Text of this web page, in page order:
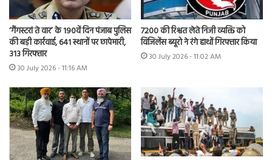
‘गैंगस्टरां ते वार’ के 190वें दिन पंजाब पुलिस
की बड़ी कार्रवाई, 641 स्थानों पर छापेमारी,
313 गिरफ्तार
30 July 2026 - 11:16 AM
7200 की रिश्वत लेते निजी व्यक्ति को
विजिलेंस ब्यूरो ने रंगे हाथों गिरफ्तार किया
30 July 2026 - 11:02 AM